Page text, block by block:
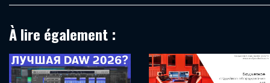
À lire également :